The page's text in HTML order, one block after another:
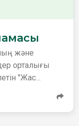
және
орталығы
"Жас